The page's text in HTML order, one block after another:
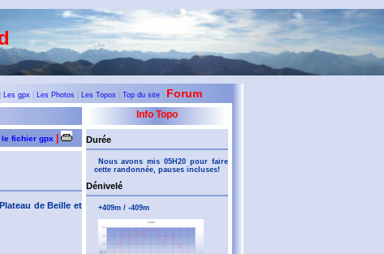
Les gpx| Les Photos| Les Topos Top du site| Forum
fichier gpx|
de Beille et
Info Topo
Durée
Nous avons mis 05H20 pour faire
cette randonnée, pauses incluses!
Dénivelé
+409m / -409m